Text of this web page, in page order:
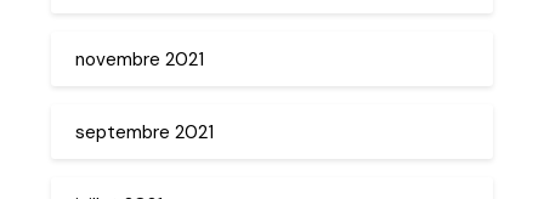
novembre 2021
septembre 2021